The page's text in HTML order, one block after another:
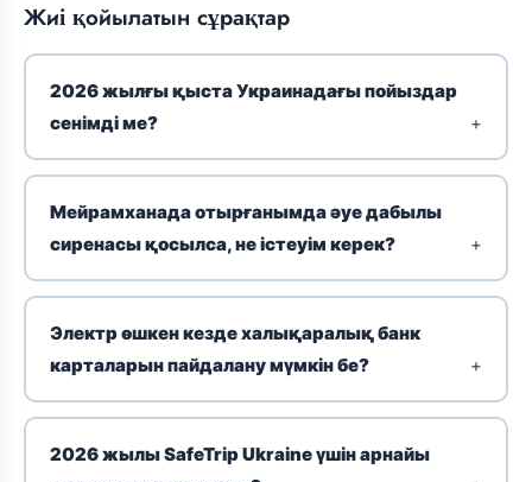
Жиі қойылатын сұрақтар
2026 жылғы қыста Украинадағы пойыздар
сенімді ме?
Мейрамханада отырғанымда әуе дабылы
сиренасы қосылса, не істеуім керек?
Электр өшкен кезде халықаралық банк
карталарын пайдалану мүмкін бе?
2026 жылы SafeTrip Ukraine үшін арнайы